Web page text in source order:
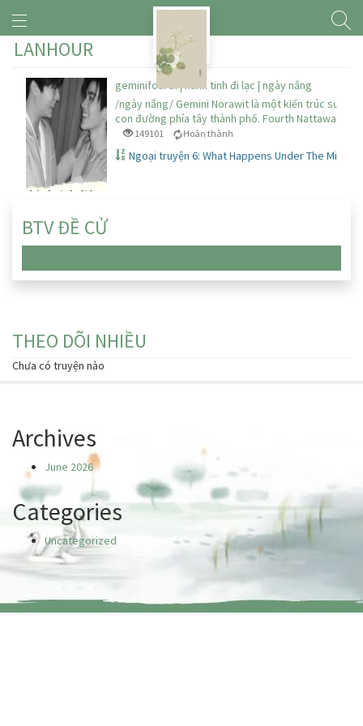
LANHOUR
geminifourth | hành tinh đi lạc | ngày nắng
/ngày nắng/ Gemini Norawit là một kiến trúc sư
con đường phía tây thành phố. Fourth Nattawat là…
149101 Hoàn thành
Ngoại truyện 6: What Happens Under The
BTV ĐỀ CỬ
THEO DÕI NHIỀU
Chưa có truyện nào
Archives
June 2026
Categories
Uncategorized